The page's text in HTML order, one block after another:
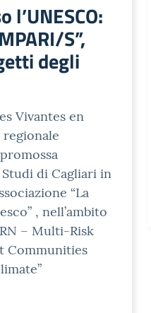
l’UNESCO:
S”,
degli
Vivantes en
regionale
di Cagliari in
“La
, nell’ambito
– Multi-Risk
Communities